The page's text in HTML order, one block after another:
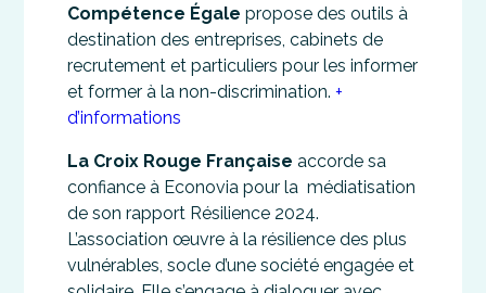
Compétence Égale propose des outils à
destination des entreprises, cabinets de
recrutement et particuliers pour les informer
et former à la non-discrimination.+
d’informations
La Croix Rouge Française accorde sa
confiance à Econovia pour la médiatisation
de son rapport Résilience 2024.
L’association œuvre à la résilience des plus
vulnérables, socle d’une société engagée et